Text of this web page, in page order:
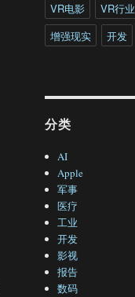
VR电影
VR行业
增强现实
开发
分类
AI
Apple
军事
医疗
工业
开发
影视
报告
数码